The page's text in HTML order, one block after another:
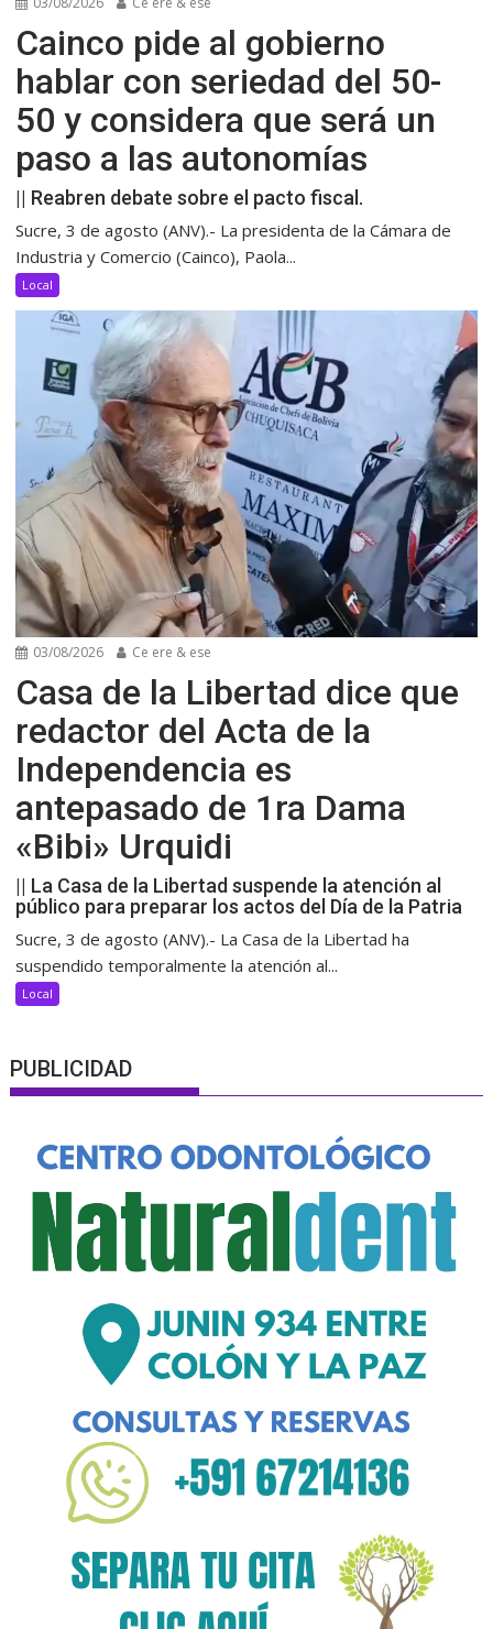
Cainco pide al gobierno
hablar con seriedad del 50-
50 y considera que será un
paso a las autonomías
|| Reabren debate sobre el pacto fiscal.
Sucre, 3 de agosto (ANV).- La presidenta de la Cámara de
Industria y Comercio (Cainco), Paola...
Local
03/08/2026 Ce ere & ese
Casa de la Libertad dice que
redactor del Acta de la
Independencia es
antepasado de 1ra Dama
«Bibi» Urquidi
|| La Casa de la Libertad suspende la atención al
público para preparar los actos del Día de la Patria
Sucre, 3 de agosto (ANV).- La Casa de la Libertad ha
suspendido temporalmente la atención al...
Local
PUBLICIDAD